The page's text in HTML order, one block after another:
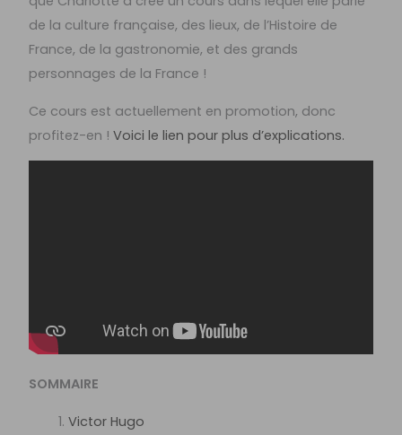
de la culture française, des lieux, de l’Histoire de
France, de la gastronomie, et des grands
personnages de la France !
Ce cours est actuellement en promotion, donc
profitez-en !Voici le lien pour plus d’explications.
SOMMAIRE
Victor Hugo